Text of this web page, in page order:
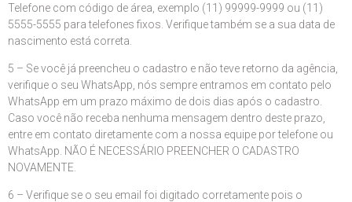
Telefone com código de área, exemplo (11) 99999-9999 ou (11)
5555-5555 para telefones fixos. Verifique também se a sua data de
nascimento está correta.
5 – Se você já preencheu o cadastro e não teve retorno da agência,
verifique o seu WhatsApp, nós sempre entramos em contato pelo
WhatsApp em um prazo máximo de dois dias após o cadastro.
Caso você não receba nenhuma mensagem dentro deste prazo,
entre em contato diretamente com a nossa equipe por telefone ou
WhatsApp. NÃO É NECESSÁRIO PREENCHER O CADASTRO
NOVAMENTE.
6 – Verifique se o seu email foi digitado corretamente pois o